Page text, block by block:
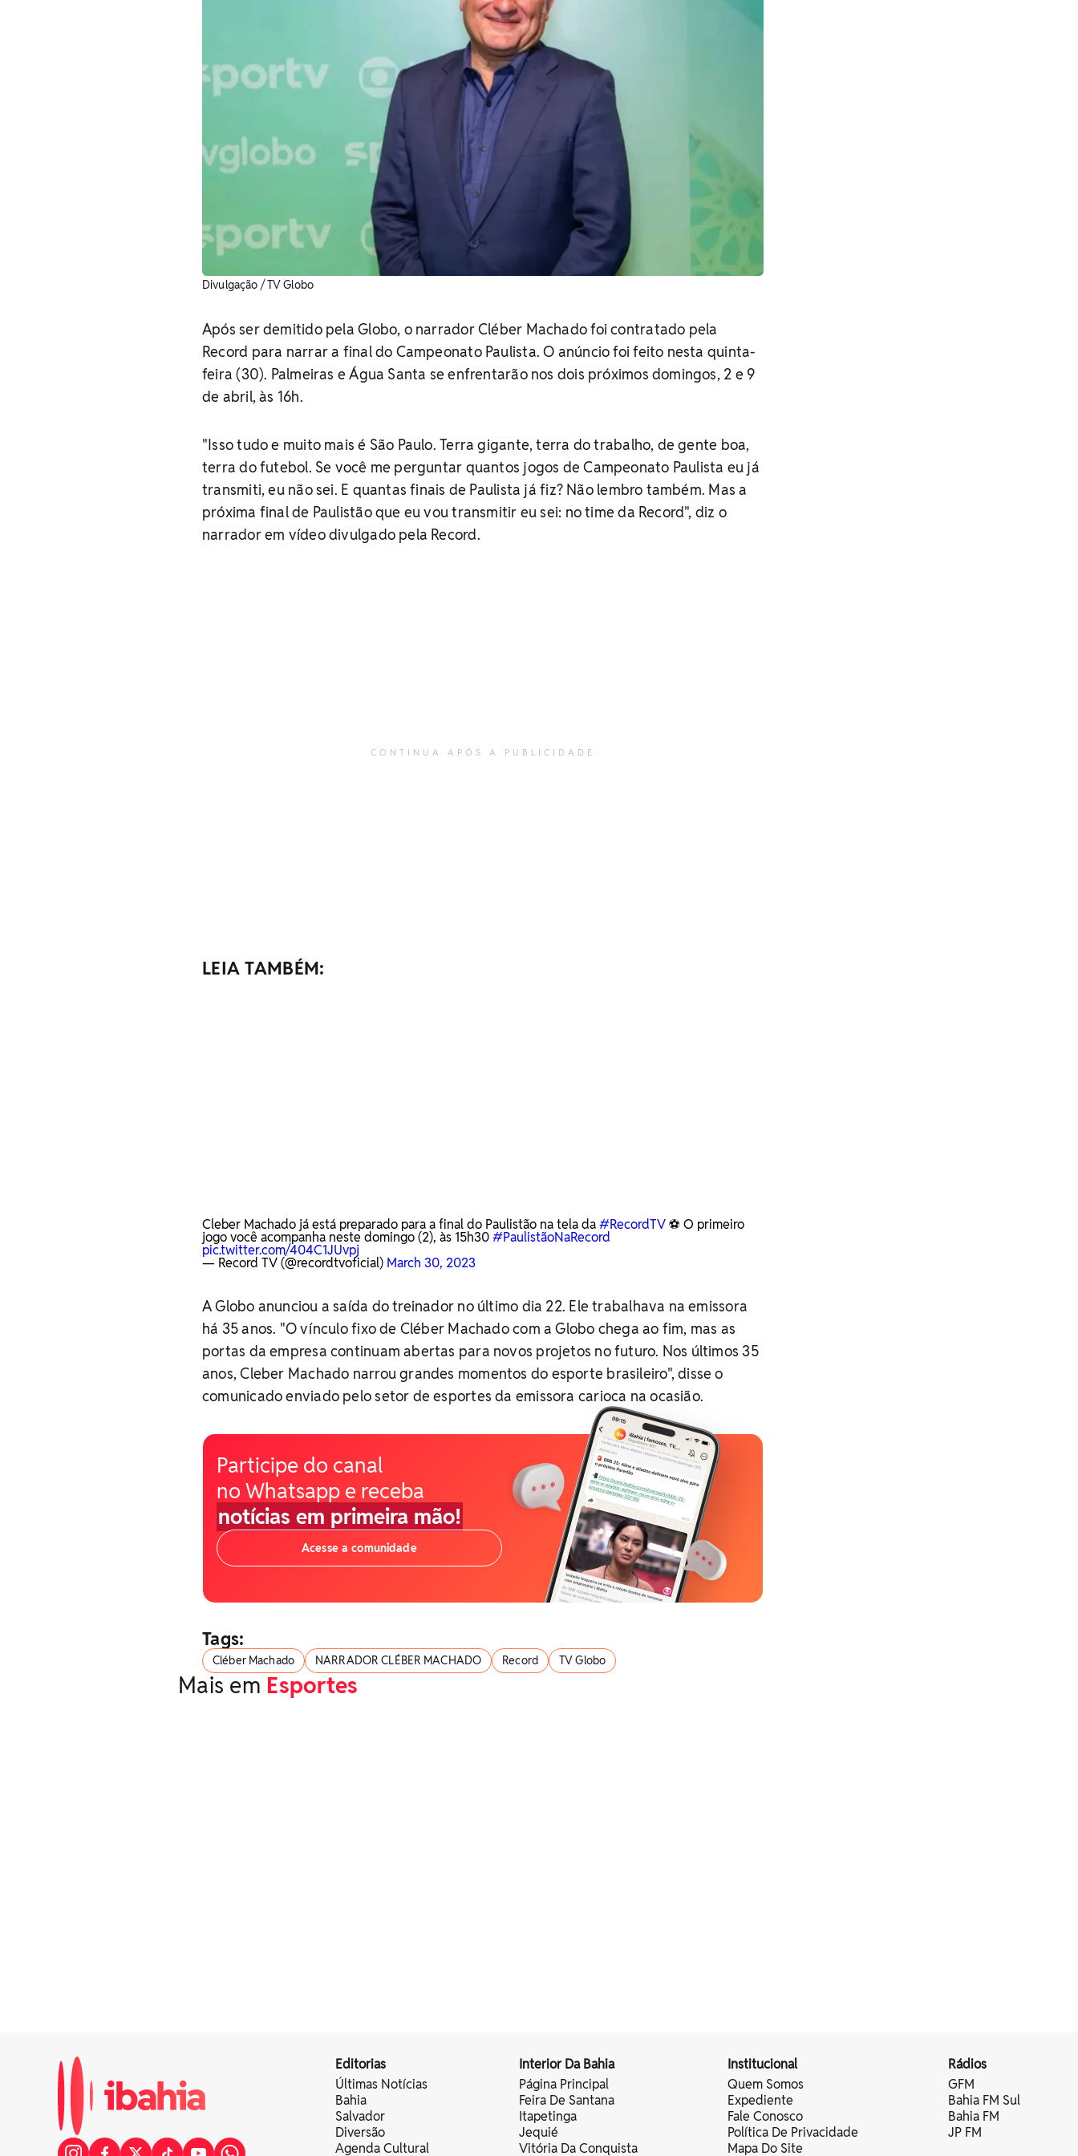
Divulgação / TV Globo
Após ser demitido pela Globo, o narrador Cléber Machado foi contratado pela
Record para narrar a final do Campeonato Paulista. O anúncio foi feito nesta quinta-
feira (30). Palmeiras e Água Santa se enfrentarão nos dois próximos domingos, 2 e 9
de abril, às 16h.
"Isso tudo e muito mais é São Paulo. Terra gigante, terra do trabalho, de gente boa,
terra do futebol. Se você me perguntar quantos jogos de Campeonato Paulista eu já
transmiti, eu não sei. E quantas finais de Paulista já fiz? Não lembro também. Mas a
próxima final de Paulistão que eu vou transmitir eu sei: no time da Record", diz o
narrador em vídeo divulgado pela Record.
CONTINUA APÓS A PUBLICIDADE
LEIA TAMBÉM:
Cleber Machado já está preparado para a final do Paulistão na tela da#RecordTV⚽ O primeiro
jogo você acompanha neste domingo (2), às 15h30#PaulistãoNaRecord
pic.twitter.com/404C1JUvpj
— Record TV (@recordtvoficial) March 30, 2023
A Globo anunciou a saída do treinador no último dia 22. Ele trabalhava na emissora
há 35 anos. "O vínculo fixo de Cléber Machado com a Globo chega ao fim, mas as
portas da empresa continuam abertas para novos projetos no futuro. Nos últimos 35
anos, Cleber Machado narrou grandes momentos do esporte brasileiro", disse o
comunicado enviado pelo setor de esportes da emissora carioca na ocasião.
Participe do canal
no Whatsapp e receba
notícias em primeira mão!
Acesse a comunidade
Tags:
Cléber Machado NARRADOR CLÉBER MACHADO Record TV Globo
Mais em Esportes
Editorias
Últimas Notícias
Bahia
Salvador
Diversão
Agenda Cultural
Interior Da Bahia
Página Principal
Feira De Santana
Itapetinga
Jequié
Vitória Da Conquista
Institucional
Quem Somos
Expediente
Fale Conosco
Política De Privacidade
Mapa Do Site
Rádios
GFM
Bahia FM Sul
Bahia FM
JP FM